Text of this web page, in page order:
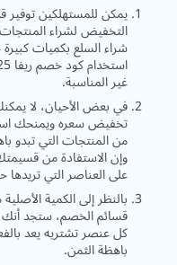
يمكن للمستهلكين توفير
التخفيض لشراء
شراء السلع بكميات
غير المناسبة.
في بعض الأحيان، لا
تخفيض سعره ويمنحك
من المنتجات التي تبدو
وإن الاستفادة من
على العناصر التي
بالنظر إلى الكمية
كل عنصر تشتريه يعد
باهظة الثمن.